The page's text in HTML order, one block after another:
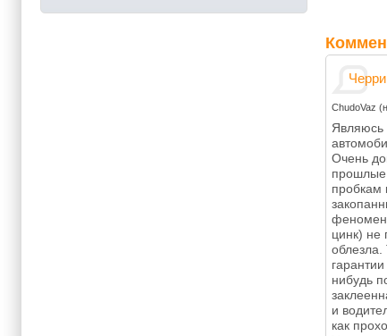
ChudoVaz
Являюсь
Очень
прошлые
пробкам
цинк) не
облезла.
нибудь
и
как